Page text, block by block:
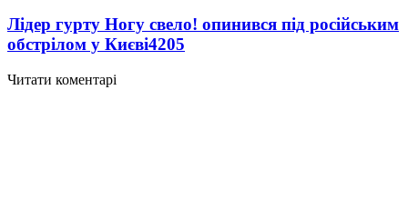
Лідер гурту Ногу свело! опинився під російським
обстрілом у Києві4205
Читати коментарі